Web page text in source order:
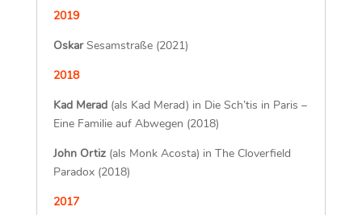
Serie Staffel 1 (2021)
2019
Oskar
2018
Kad Merad(als Kad Merad) in Die Sch’tis in Paris –
Eine Familie auf Abwegen (2018)
John Ortiz(als Monk Acosta) in The Cloverfield
Paradox (2018)